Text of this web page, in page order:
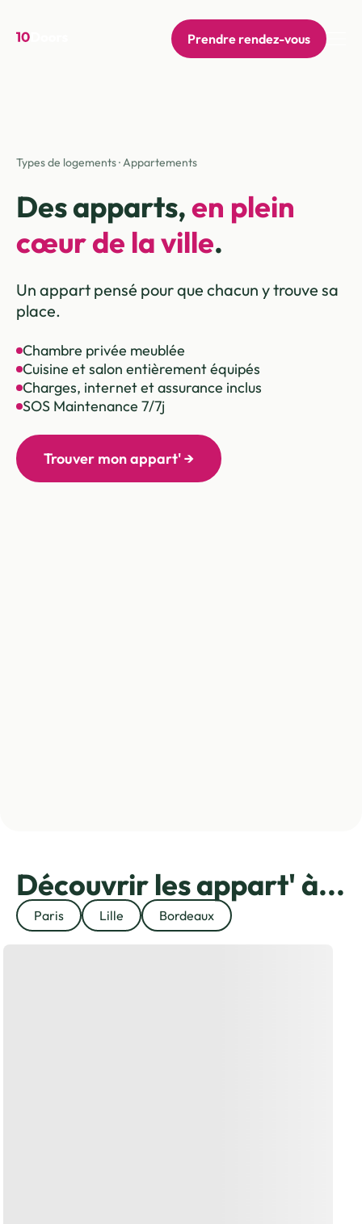
Prendre rendez-vous
Types de logements · Appartements
Des apparts,en plein
cœur de la ville.
Un appart pensé pour que chacun y trouve sa
place.
Chambre privée meublée
Cuisine et salon entièrement équipés
Charges, internet et assurance inclus
SOS Maintenance 7/7j
Trouver mon appart' →
Découvrir les appart' à...
Paris Lille Bordeaux